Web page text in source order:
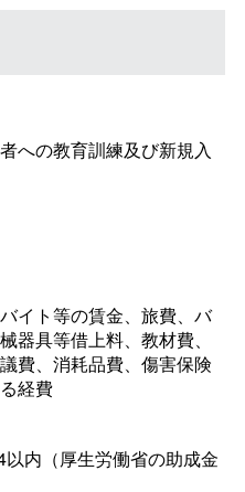
への教育訓練及び新規入
イト等の賃金、旅費、バ
器具等借上料、教材費、
費、消耗品費、傷害保険
経費
以内（厚生労働省の助成金